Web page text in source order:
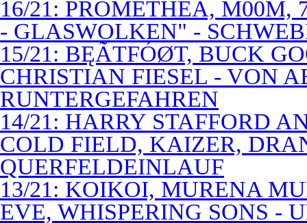
16/21: PROMETHEA, M00M,
- GLASWOLKEN" -
15/21: BĘÃTFÓØT, BUCK
CHRISTIAN FIESEL - VON
RUNTERGEFAHREN
14/21: HARRY STAFFORD
COLD FIELD, KAIZER,
QUERFELDEINLAUF
13/21: KOIKOI, MURENA
EVE, WHISPERING SONS -